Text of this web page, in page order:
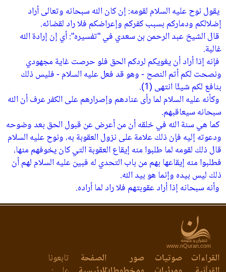
‏ يقول نوح عليه السلام لقومه‏:‏ إن كان الله سبحانه وتعالى أراد
إضلالكم ودماركم بسبب كفركم وإعراضكم فلا راد لقضائه‏.
‏ قال الشيخ عبد الرحمن بن سعدي في ‏"‏تفسيره‏"‏‏:‏ أي إن إرادة الله
غالبة‏.
‏ فإنه إذا أراد أن يغويكم لردكم الحق فلو حرصت غاية مجهودي
ونصحت لكم أتم النصح - وهو قد فعل عليه السلام - فليس ذلك
بنافع لكم شيئًا انتهى ‏(1)‏‏.
‏ وكأنه عليه السلام لما رأى عنادهم وإصرارهم على الكفر عرف أن الله
سبحانه سيعاقبهم‏.
‏ كما هي سنة الله في خلقه أن من أعرض عن قبول الحق بعد وضوحه
ودعوته إليه فإن ذلك علامة على نزول العقوبة به، ونوح عليه السلام
قال ذلك لقومه لما طلبوا منه إيقاع العقوبة التي كان يخوفهم منها،
فطلبوا منه إيقاعها بهم من باب التحدي له فبين عليه السلام لهم أن
ذلك ليس بيده وإنما هو بيد الله‏.
‏ وأنه سبحانه إذا أراد عقوبتهم فلا راد لما أراده‏.
www.nQuran.com
القراءات
صوتيات
صور
الصفحة
تابعونا